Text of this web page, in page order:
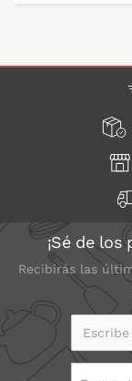
PONLO EN
¡Sé de
Recibirás las